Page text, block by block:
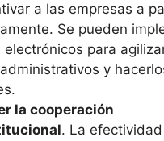
a las empresas a
Se pueden
electrónicos para
y
la cooperación
. La